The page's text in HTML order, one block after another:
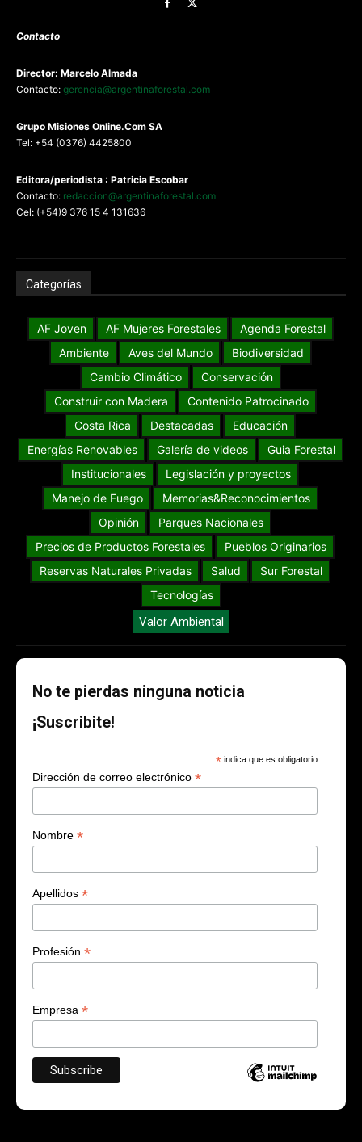
Contacto
Director: Marcelo Almada
Contacto: gerencia@argentinaforestal.com
Grupo Misiones Online.Com SA
Tel: +54 (0376) 4425800
Editora/periodista : Patricia Escobar
Contacto: redaccion@argentinaforestal.com
Cel: (+54)9 376 15 4 131636
Categorías
AF Joven AF Mujeres Forestales
Agenda Forestal
Ambiente
Aves del Mundo
Biodiversidad
Cambio Climático
Conservación
Construir con Madera
Contenido Patrocinado
Costa Rica
Destacadas
Educación
Energías Renovables
Galería de videos
Guia Forestal
Institucionales
Legislación y proyectos
Manejo de Fuego
Memorias&Reconocimientos
Opinión
Parques Nacionales
Precios de Productos Forestales
Pueblos Originarios
Reservas Naturales Privadas
Salud
Sur Forestal
Tecnologías
Valor Ambiental
No te pierdas ninguna noticia
¡Suscribite!
* indica que es obligatorio
Dirección de correo electrónico *
Nombre *
Apellidos *
Profesión *
Empresa *